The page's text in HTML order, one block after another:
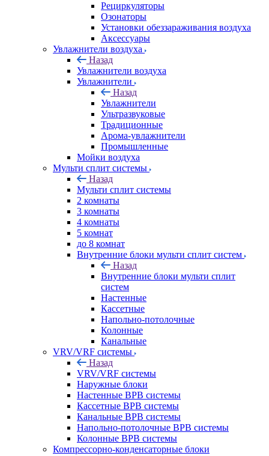
Рециркуляторы
Озонаторы
Установки обеззараживания воздуха
Аксессуары
Увлажнители воздуха
Назад
Увлажнители воздуха
Увлажнители
Назад
Увлажнители
Ультразвуковые
Традиционные
Арома-увлажнители
Промышленные
Мойки воздуха
Мульти сплит системы
Назад
Мульти сплит системы
2 комнаты
3 комнаты
4 комнаты
5 комнат
до 8 комнат
Внутренние блоки мульти сплит систем
Назад
Внутренние блоки мульти сплит
систем
Настенные
Кассетные
Напольно-потолочные
Колонные
Канальные
VRV/VRF системы
Назад
VRV/VRF системы
Наружные блоки
Настенные ВРВ системы
Кассетные ВРВ системы
Канальные ВРВ системы
Напольно-потолочные ВРВ системы
Колонные ВРВ системы
Компрессорно-конденсаторные блоки